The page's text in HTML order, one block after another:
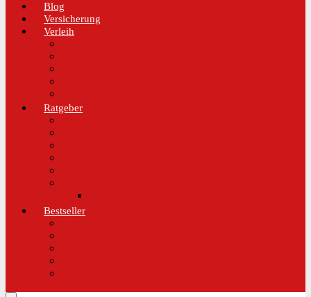
Blog
Versicherung
Verleih
Ratgeber
Bestseller